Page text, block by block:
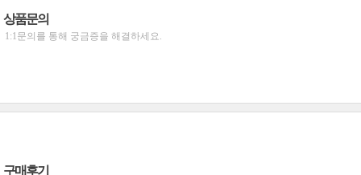
상품문의
1:1문의를 통해 궁금증을 해결하세요.
구매후기